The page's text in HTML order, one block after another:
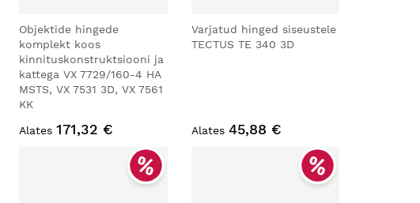
Objektide hingede
komplekt koos
kinnituskonstruktsiooni ja
kattega VX 7729/160-4 HA
MSTS, VX 7531 3D, VX 7561
KK
Alates 171,32 €
Varjatud hinged siseustele
TECTUS TE 340 3D
Alates 45,88 €